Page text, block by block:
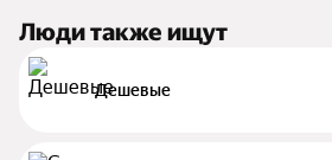
Люди также ищут
Дешевые